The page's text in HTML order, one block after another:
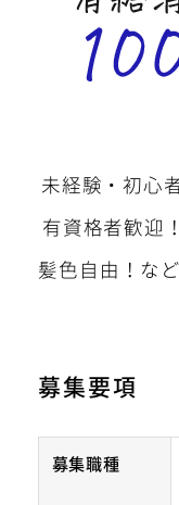
未経験・初心
有資格者歓迎！
髪色自由！な
募集要項
募集職種